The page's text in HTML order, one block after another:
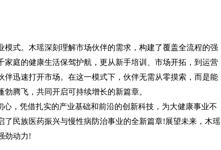
式。木瑶深刻理解市场伙伴的需求，构建了覆盖全流程的强
庭的健康生活保驾护航，更从新手培训、市场开拓，到运营
迅速打开市场。在这一模式下，伙伴无需从零摸索，而是能
腾飞，共同开启可持续增长的新篇章。
，凭借扎实的产业基础和前沿的创新科技，为大健康事业不
民族医药振兴与慢性病防治事业的全新篇章!展望未来，木瑶
劲动力!